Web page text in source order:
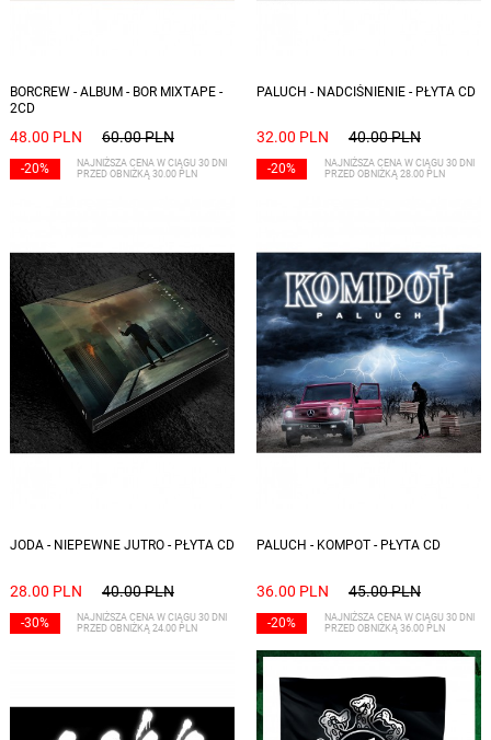
BORCREW - ALBUM - BOR MIXTAPE -
2CD
48.00 PLN 60.00 PLN
-20%
NAJNIŻSZA CENA W CIĄGU 30 DNI
PRZED OBNIŻKĄ 30.00 PLN
PALUCH - NADCIŚNIENIE - PŁYTA CD
32.00 PLN 40.00 PLN
-20%
NAJNIŻSZA CENA W CIĄGU 30 DNI
PRZED OBNIŻKĄ 28.00 PLN
JODA - NIEPEWNE JUTRO - PŁYTA CD
28.00 PLN 40.00 PLN
-30%
NAJNIŻSZA CENA W CIĄGU 30 DNI
PRZED OBNIŻKĄ 24.00 PLN
PALUCH - KOMPOT - PŁYTA CD
36.00 PLN 45.00 PLN
-20%
NAJNIŻSZA CENA W CIĄGU 30 DNI
PRZED OBNIŻKĄ 36.00 PLN